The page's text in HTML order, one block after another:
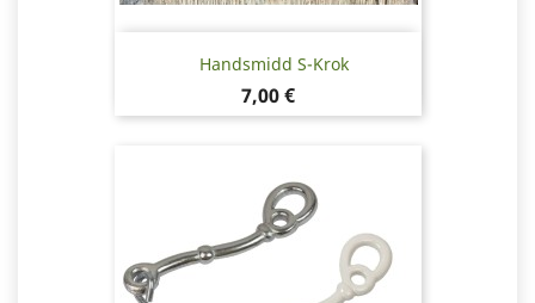
Handsmidd S-Krok
Pris
7,00 €